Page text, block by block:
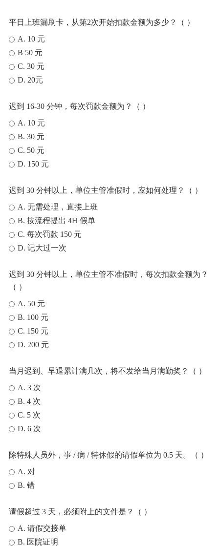
平日上班漏刷卡，从第2次开始扣款金额为多少？（ ）
A. 10 元
B 50 元
C. 30 元
D. 20元
迟到 16-30 分钟，每次罚款金额为？（ ）
A. 10 元
B. 30 元
C. 50 元
D. 150 元
迟到 30 分钟以上，单位主管准假时，应如何处理？（ ）
A. 无需处理，直接上班
B. 按流程提出 4H 假单
C. 每次罚款 150 元
D. 记大过一次
迟到 30 分钟以上，单位主管不准假时，每次扣款金额为？
（ ）
A. 50 元
B. 100 元
C. 150 元
D. 200 元
当月迟到、早退累计满几次，将不发给当月满勤奖？（ ）
A. 3 次
B. 4 次
C. 5 次
D. 6 次
除特殊人员外，事 / 病 / 特休假的请假单位为 0.5 天。（ ）
A. 对
B. 错
请假超过 3 天，必须附上的文件是？（ ）
A. 请假交接单
B. 医院证明